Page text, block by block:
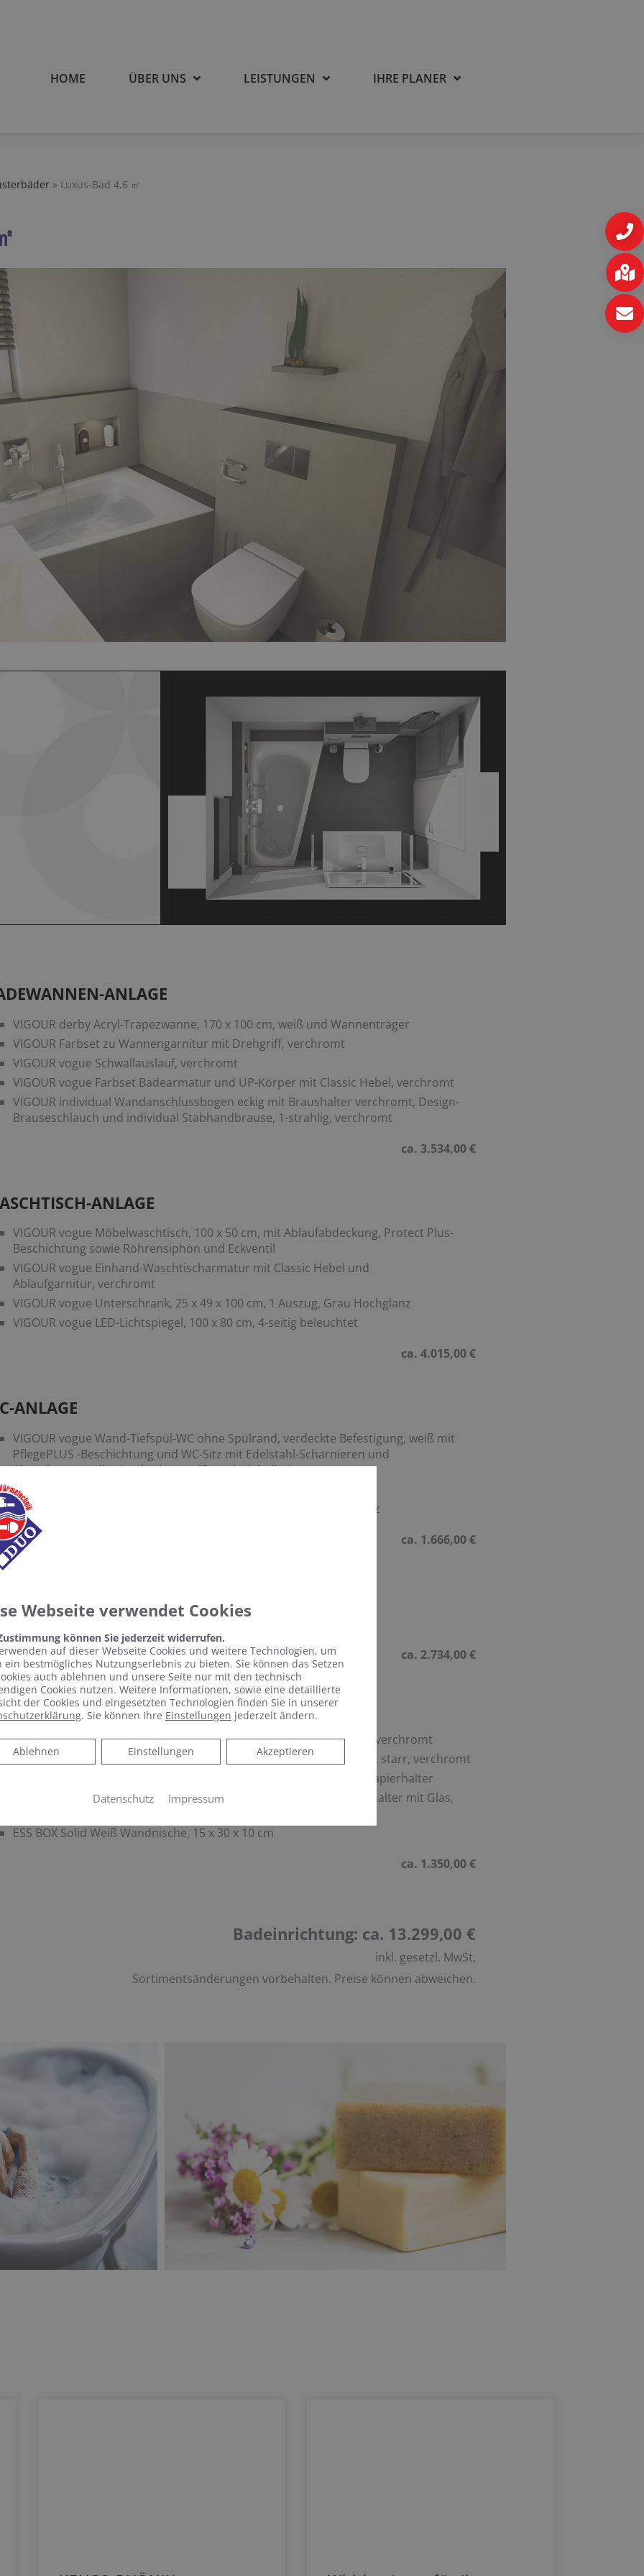
HOME ÜBER UNS LEISTUNGEN IHRE PLANER
» Luxus-Bad 4,6 ㎡
ANLAGE
VIGOUR derby Acryl-Trapezwanne, 170 x 100 cm, weiß und Wannenträger
VIGOUR Farbset zu Wannengarnitur mit Drehgriff, verchromt
VIGOUR vogue Schwallauslauf, verchromt
VIGOUR vogue Farbset Badearmatur und UP-Körper mit Classic Hebel, verchromt
VIGOUR individual Wandanschlussbogen eckig mit Braushalter verchromt, Design-
Brauseschlauch und individual Stabhandbrause, 1-strahlig, verchromt
ca. 3.534,00 €
ANLAGE
VIGOUR vogue Möbelwaschtisch, 100 x 50 cm, mit Ablaufabdeckung, Protect Plus-
Beschichtung sowie Röhrensiphon und Eckventil
VIGOUR vogue Einhand-Waschtischarmatur mit Classic Hebel und
Ablaufgarnitur, verchromt
VIGOUR vogue Unterschrank, 25 x 49 x 100 cm, 1 Auszug, Grau Hochglanz
VIGOUR vogue LED-Lichtspiegel, 100 x 80 cm, 4-seitig beleuchtet
ca. 4.015,00 €
ANLAGE
VIGOUR vogue Wand-Tiefspül-WC ohne Spülrand, verdeckte Befestigung, weiß mit
PflegePLUS -Beschichtung und WC-Sitz mit Edelstahl-Scharnieren und
Absenkautomatik, abnehmbar, weiß sowie Schallschutzset
Geberit Duofix Wand-WC-Montageelement, 112 cm
Geberit Sigma 70 Abdeckplatte für 2-Mengen-Spülung, Glas schwarz
ca. 1.666,00 €
ca. 2.734,00 €
VIGOUR vogue Bürstengarnitur mit Glaseinsatz, Bürstenkopf weiß, verchromt
VIGOUR vogue Handtuchhaken und Handtuchhalter, 45 cm, 1-teilig, starr, verchromt
VIGOUR vogue Papierhalter ohne Deckel, verchromt und Reservepapierhalter
VIGOUR vogue Flüssigseifenspender mit Glas, verchromt und Glashalter mit Glas,
ESS BOX Solid Weiß Wandnische, 15 x 30 x 10 cm
ca. 1.350,00 €
Badeinrichtung: ca. 13.299,00 €
inkl. gesetzl. MwSt.
Sortimentsänderungen vorbehalten. Preise können abweichen.
Webseite verwendet Cookies
können Sie jederzeit widerrufen.
auf dieser Webseite Cookies und weitere Technologien, um
ein bestmögliches Nutzungserlebnis zu bieten. Sie können das Setzen
auch ablehnen und unsere Seite nur mit den technisch
Cookies nutzen. Weitere Informationen, sowie eine detaillierte
der Cookies und eingesetzten Technologien finden Sie in unserer
. Sie können Ihre Einstellungen jederzeit ändern.
Akzeptieren
Einstellungen
Ablehnen
Ablehnen
Datenschutz Impressum